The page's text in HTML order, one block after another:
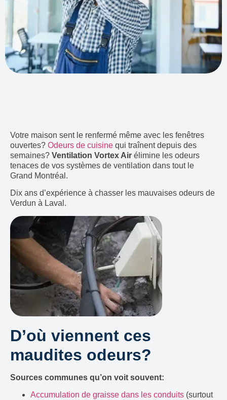
Votre maison sent le renfermé même avec les fenêtres
ouvertes? Odeurs de cuisine qui traînent depuis des
semaines? Ventilation Vortex Air élimine les odeurs
tenaces de vos systèmes de ventilation dans tout le
Grand Montréal.
Dix ans d’expérience à chasser les mauvaises odeurs de
Verdun à Laval.
D’où viennent ces
maudites odeurs?
Sources communes qu’on voit souvent:
Accumulation de graisse dans les conduits (surtout